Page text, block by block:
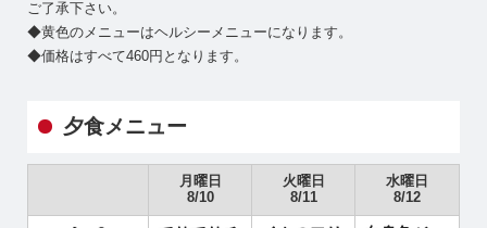
ご了承下さい。
◆黄色のメニューはヘルシーメニューになります。
◆価格はすべて460円となります。
夕食メニュー
月曜日
8/10
火曜日
8/11
水曜日
8/12